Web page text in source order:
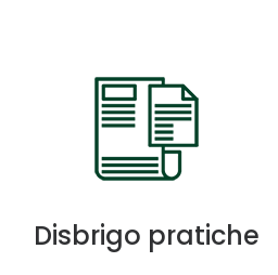
Disbrigo pratiche